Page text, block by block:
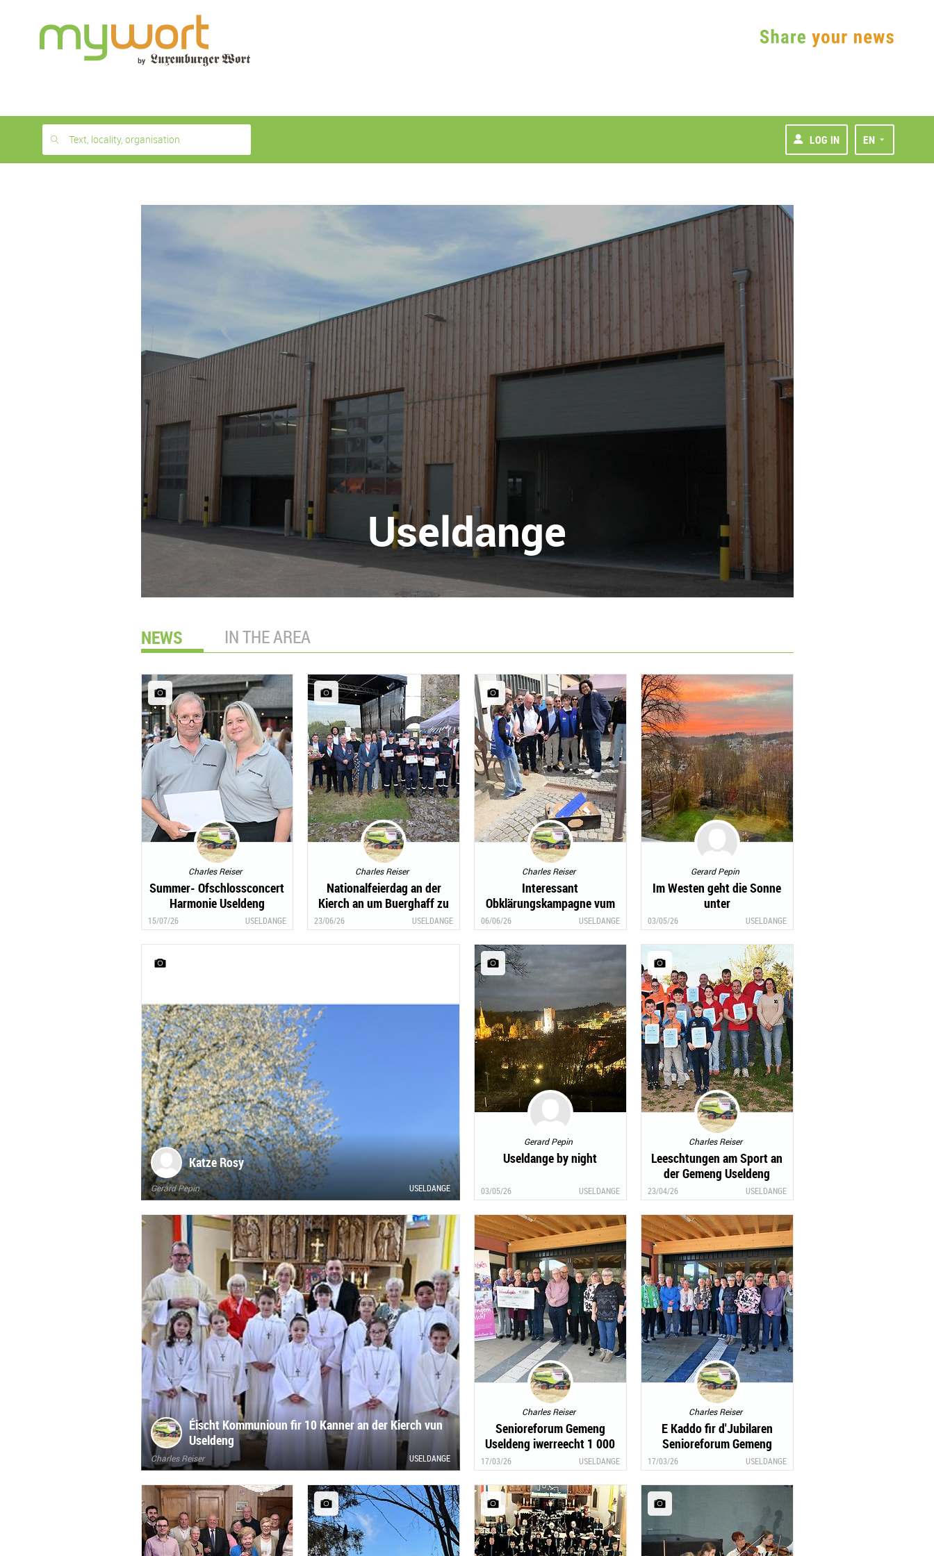
month
free
Text, locality, organisation LOG IN EN
Useldange
NEWS IN THE AREA
Charles Reiser
Summer- Ofschlossconcert
Harmonie Useldeng
15/07/26 USELDANGE
Charles Reiser
Nationalfeierdag an der
Kierch an um Buerghaff zu
23/06/26 USELDANGE
Charles Reiser
Interessant
Obklärungskampagne vum
Ofwaassersystem SIDERO
06/06/26 USELDANGE
Gerard Pepin
Im Westen geht die Sonne
unter
03/05/26 USELDANGE
Katze Rosy
Gerard Pepin USELDANGE
Gerard Pepin
Useldange by night
03/05/26 USELDANGE
Charles Reiser
Leeschtungen am Sport an
der Gemeng Useldeng
23/04/26 USELDANGE
Éischt Kommunioun fir 10 Kanner an der Kierch vun
Useldeng
Charles Reiser USELDANGE
Charles Reiser
Senioreforum Gemeng
Useldeng iwerreecht 1 000
Euro fir Fondatioun
Wonschstär
17/03/26 USELDANGE
Charles Reiser
E Kaddo fir d'Jubilaren
Senioreforum Gemeng
17/03/26 USELDANGE